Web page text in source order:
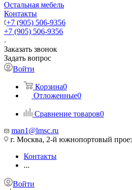
Остальная мебель
Контакты
+7 (905) 506-9356
+7 (905) 506-9356
Заказать звонок
Задать вопрос
Войти
Корзина0
Отложенные0
Сравнение товаров0
man1@lmsc.ru
г. Москва, 2-й южнопортовый
Контакты
...
Войти